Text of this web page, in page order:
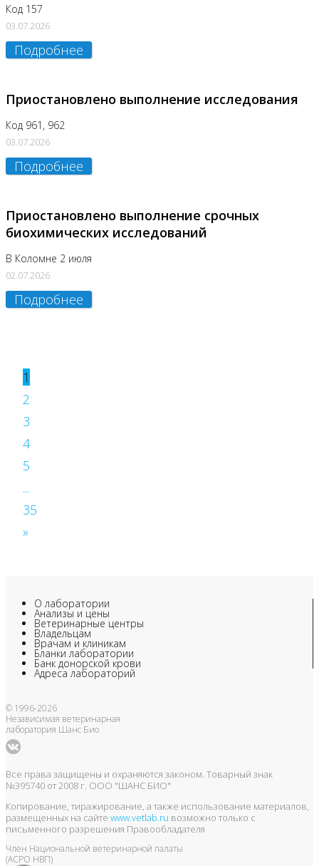
Код 157
03.07.2026
Подробнее
Приостановлено выполнение исследования
Код 961, 962
03.07.2026
Подробнее
Приостановлено выполнение срочных
биохимических исследований
В Коломне 2 июля
02.07.2026
Подробнее
1
2
3
4
5
...
35
»
О лаборатории
Анализы и цены
Ветеринарные центры
Владельцам
Врачам и клиникам
Бланки лаборатории
Банк донорской крови
Адреса лабораторий
© 1996-2026
Независимая ветеринарная
лаборатория Шанс Био
Все права защищены и охраняются законом. Товарный знак
№395740 от 2008 г. ООО "ШАНС БИО"
Копирование, тиражирование, а также использование материалов,
размещенных на сайте www.vetlab.ru возможно только с
письменного разрешения Правообладателя
Член Национальной ветеринарной палаты
(АСРО НВП)